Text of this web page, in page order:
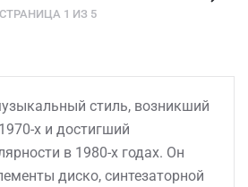
СТРАНИЦА 1 ИЗ 5
стиль, возникший
х и достигший
в 1980-х годах. Он
диско, синтезаторной